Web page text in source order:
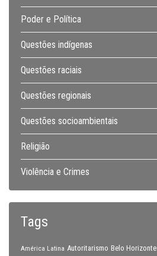
Poder e Política
Questões indígenas
Questões raciais
Questões regionais
Questões socioambientais
Religião
Violência e Crimes
Tags
América Latina Autoritarismo Belo Horizonte